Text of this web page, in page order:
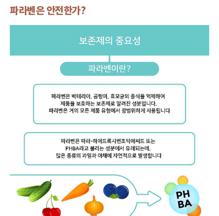
파라벤은 안전한가?